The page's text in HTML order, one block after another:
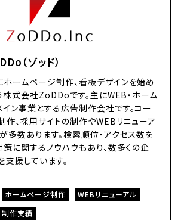
（ゾッド）
ームページ制作、看板デザインを始め
式会社ZoDDoです。主にWEB・ホーム
ン事業とする広告制作会社です。コー
作、採用サイトの制作やWEBリニューア
多数あります。検索順位・アクセス数を
に関するノウハウもあり、数多くの企
援しています。
ホームページ制作
WEBリニューアル
制作実績